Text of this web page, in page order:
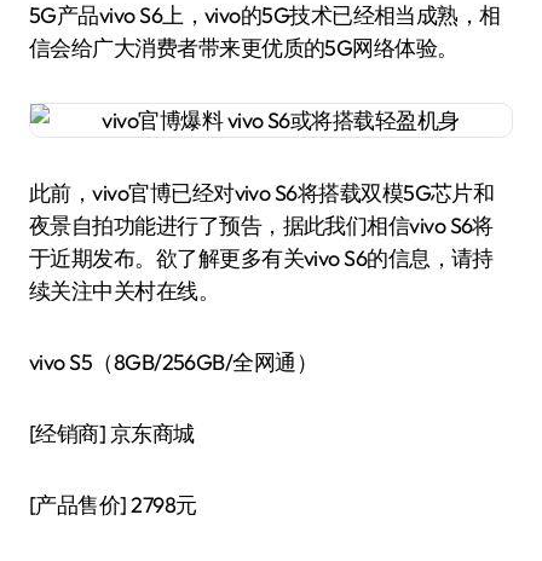
5G产品vivo S6上，vivo的5G技术已经相当成熟，相
信会给广大消费者带来更优质的5G网络体验。
此前，vivo官博已经对vivo S6将搭载双模5G芯片和
夜景自拍功能进行了预告，据此我们相信vivo S6将
于近期发布。欲了解更多有关vivo S6的信息，请持
续关注中关村在线。
vivo S5（8GB/256GB/全网通）
[经销商]京东商城
[产品售价]2798元